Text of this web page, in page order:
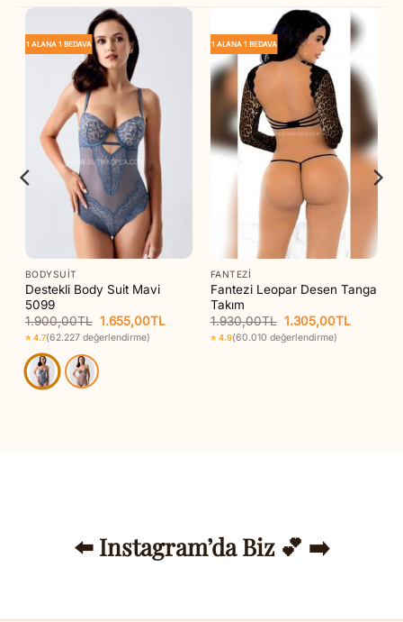
1 ALANA 1 BEDAVA
BODYSUIT
Destekli Body Suit Mavi
5099
1.900,00TL Orijinal
fiyat:
1.900,00TL.
1.655,00TL
⭐ 4.7(62.227 değerlendirme)
1 ALANA 1 BEDAVA
FANTEZI
Fantezi Leopar Desen Tanga
Takım
1.930,00TL Orijinal
fiyat:
1.930,00TL.
1.305,00TL
⭐ 4.9(60.010 değerlendirme)
⬅️ Instagram’da Biz 💕 ➡️